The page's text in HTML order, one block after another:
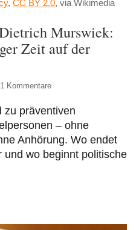
, CC BY 2.0, via Wikimedia
Murswiek:
Zeit auf der
Kommentare
zu präventiven
– ohne
Anhörung. Wo endet
und wo beginnt politische